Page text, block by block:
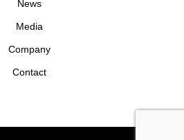
News
Media
Company
Contact